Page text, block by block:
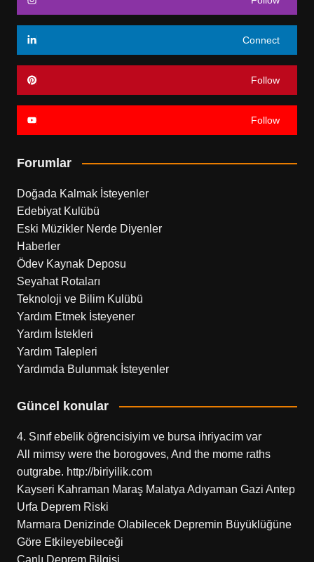
Connect
Follow
Follow
Forumlar
Doğada Kalmak İsteyenler
Edebiyat Kulübü
Eski Müzikler Nerde Diyenler
Haberler
Ödev Kaynak Deposu
Seyahat Rotaları
Teknoloji ve Bilim Kulübü
Yardım Etmek İsteyener
Yardım İstekleri
Yardım Talepleri
Yardımda Bulunmak İsteyenler
Güncel konular
4. Sınıf ebelik öğrencisiyim ve bursa ihriyacim var
All mimsy were the borogoves, And the mome raths
outgrabe. http://biriyilik.com
Kayseri Kahraman Maraş Malatya Adıyaman Gazi Antep
Urfa Deprem Riski
Marmara Denizinde Olabilecek Depremin Büyüklüğüne
Göre Etkileyebileceği
Canlı Deprem Bilgisi